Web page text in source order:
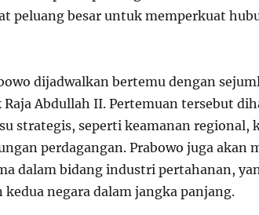
peluang besar untuk memperkuat
dijadwalkan bertemu dengan
Abdullah II. Pertemuan tersebut
strategis, seperti keamanan regional,
perdagangan. Prabowo juga akan
dalam bidang industri pertahanan,
negara dalam jangka panjang.